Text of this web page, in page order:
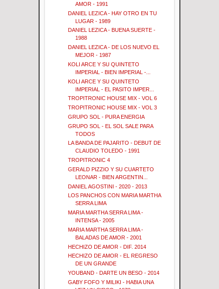
AMOR - 1991
DANIEL LEZICA - HAY OTRO EN TU
LUGAR - 1989
DANIEL LEZICA - BUENA SUERTE -
1988
DANIEL LEZICA - DE LOS NUEVO EL
MEJOR - 1987
KOLI ARCE Y SU QUINTETO
IMPERIAL - BIEN IMPERIAL -...
KOLI ARCE Y SU QUINTETO
IMPERIAL - EL PASITO IMPER...
TROPITRONIC HOUSE MIX - VOL 6
TROPITRONIC HOUSE MIX - VOL 3
GRUPO SOL - PURA ENERGIA
GRUPO SOL - EL SOL SALE PARA
TODOS
LA BANDA DE PAJARITO - DEBUT DE
CLAUDIO TOLEDO - 1991
TROPITRONIC 4
GERALD PIZZIO Y SU CUARTETO
LEONAR - BIEN ARGENTIN...
DANIEL AGOSTINI - 2020 - 2013
LOS PANCHOS CON MARIA MARTHA
SERRA LIMA
MARIA MARTHA SERRA LIMA -
INTENSA - 2005
MARIA MARTHA SERRA LIMA -
BALADAS DE AMOR - 2001
HECHIZO DE AMOR - DIF. 2014
HECHIZO DE AMOR - EL REGRESO
DE UN GRANDE
YOUBAND - DARTE UN BESO - 2014
GABY FOFO Y MILIKI - HABIA UNA